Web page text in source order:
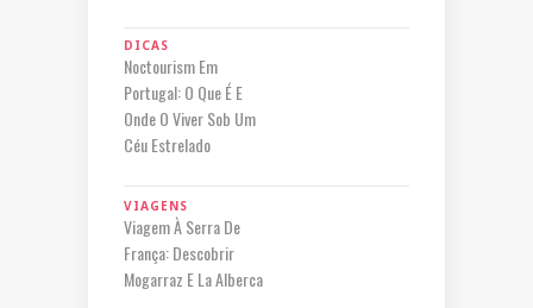
DICAS
Noctourism Em
Portugal: O Que É E
Onde O Viver Sob Um
Céu Estrelado
VIAGENS
Viagem À Serra De
França: Descobrir
Mogarraz E La Alberca